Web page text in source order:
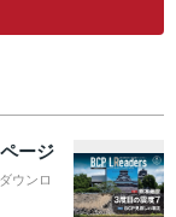
ージ
ウンロ